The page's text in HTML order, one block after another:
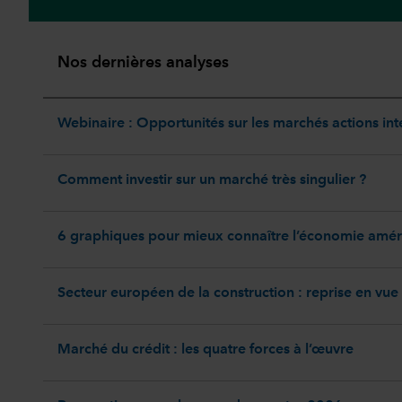
Nos dernières analyses
Webinaire : Opportunités sur les marchés actions
Comment investir sur un marché très singulier ?
6 graphiques pour mieux connaître l’économie
Secteur européen de la construction : reprise en vue
Marché du crédit : les quatre forces à l’œuvre